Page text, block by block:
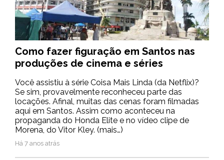
Como fazer figuração em Santos nas
produções de cinema e séries
Você assistiu à série Coisa Mais Linda (da Netflix)?
Se sim, provavelmente reconheceu parte das
locações. Afinal, muitas das cenas foram filmadas
aqui em Santos. Assim como aconteceu na
propaganda do Honda Elite e no vídeo clipe de
Morena, do Vitor Kley. (mais…)
Há 7 anos atrás